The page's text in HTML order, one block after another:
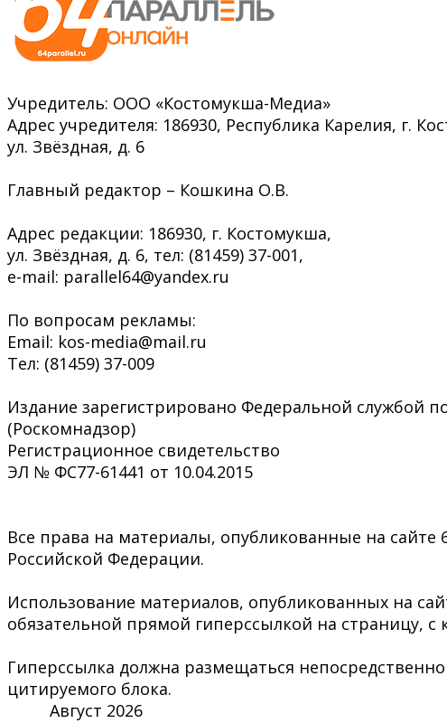
Учредитель: ООО «Костомукша-Медиа»
Адрес учредителя: 186930, Республика Карелия, г.
ул. Звёздная, д. 6
Главный редактор – Кошкина О.В.
Адрес редакции: 186930, г. Костомукша,
ул. Звёздная, д. 6, тел: (81459) 37-001,
e-mail: parallel64@yandex.ru
По вопросам рекламы:
Email: kos-media@mail.ru
Тел: (81459) 37-009
Издание зарегистрировано Федеральной службой
(Роскомнадзор)
Регистрационное свидетельство
ЭЛ № ФС77-61441 от 10.04.2015
Все права на материалы, опубликованные на сайте
Российской Федерации.
Использование материалов, опубликованных на
обязательной прямой гиперссылкой на страницу, с
Гиперссылка должна размещаться
цитируемого блока.
Август 2026